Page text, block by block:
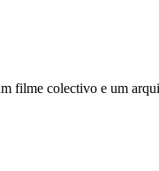
filme colectivo e um